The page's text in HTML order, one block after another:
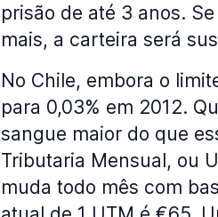
prisão de até 3 anos.
mais, a carteira será
No Chile, embora o
para 0,03% em 2012.
sangue maior do que
Tributaria Mensual, ou
muda todo mês com